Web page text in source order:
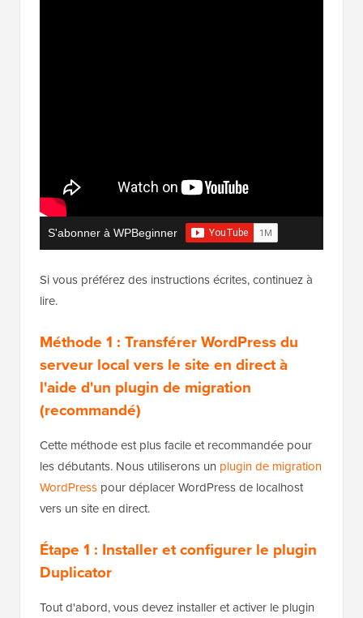
S'abonner à WPBeginner
Si vous préférez des instructions écrites, continuez à
lire.
Méthode 1 : Transférer WordPress du
serveur local vers le site en direct à
l'aide d'un plugin de migration
(recommandé)
Cette méthode est plus facile et recommandée pour
les débutants. Nous utiliserons un plugin de migration
WordPress pour déplacer WordPress de localhost
vers un site en direct.
Étape 1 : Installer et configurer le plugin
Duplicator
Tout d'abord, vous devez installer et activer le plugin